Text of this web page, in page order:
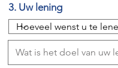
3. Uw lening